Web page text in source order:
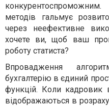
методів гальмує
через неефективне
хочете ви, щоб ваш
роботу статиста?
Впровадження
бухгалтерію в єдиний
функцій. Коли кадровик
відображаються в